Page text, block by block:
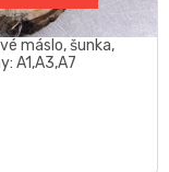
máslo, šunka,
A1,A3,A7